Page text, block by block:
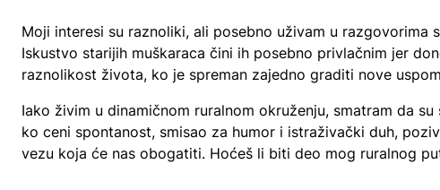
Moji interesi su raznoliki, ali posebno uživam u
Iskustvo starijih muškaraca čini ih posebno privlačnim jer
raznolikost života, ko je spreman zajedno graditi nove
Iako živim u dinamičnom ruralnom okruženju, smatram da
ko ceni spontanost, smisao za humor i istraživački duh,
vezu koja će nas obogatiti. Hoćeš li biti deo mog ruralnog